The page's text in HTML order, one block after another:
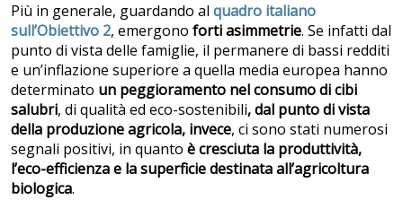
Più in generale, guardando al quadro italiano
sull’Obiettivo 2, emergono forti asimmetrie. Se infatti dal
punto di vista delle famiglie, il permanere di bassi redditi
e un’inflazione superiore a quella media europea hanno
determinato un peggioramento nel consumo di cibi
salubri, di qualità ed eco-sostenibili, dal punto di vista
della produzione agricola, invece, ci sono stati numerosi
segnali positivi, in quanto è cresciuta la produttività,
l’eco-efficienza e la superficie destinata all’agricoltura
biologica.